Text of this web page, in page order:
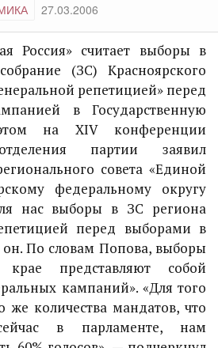
27.03.2006
Россия» считает выборы в
(ЗС) Красноярского
репетицией» перед
в Государственную
на XIV конференции
партии заявил
совета «Единой
федеральному округу
нас выборы в ЗС региона
перед выборами в
он. По словам Попова, выборы
представляют собой
кампаний». «Для того
же количества мандатов, что
в парламенте, нам